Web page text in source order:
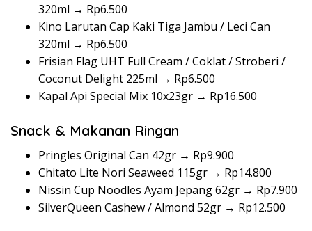
320ml → Rp6.500
Kino Larutan Cap Kaki Tiga Jambu / Leci Can
320ml → Rp6.500
Frisian Flag UHT Full Cream / Coklat / Stroberi /
Coconut Delight 225ml → Rp6.500
Kapal Api Special Mix 10x23gr → Rp16.500
Snack & Makanan Ringan
Pringles Original Can 42gr → Rp9.900
Chitato Lite Nori Seaweed 115gr → Rp14.800
Nissin Cup Noodles Ayam Jepang 62gr → Rp7.900
SilverQueen Cashew / Almond 52gr → Rp12.500